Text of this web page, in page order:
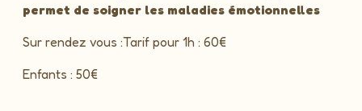
permet de soigner les maladies émotionnelles
Sur rendez vous :Tarif pour 1h : 60€
Enfants : 50€